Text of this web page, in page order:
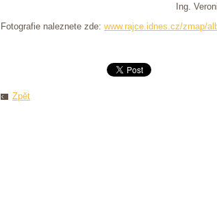
Ing. Veronika
Fotografie naleznete zde: www.rajce.idnes.cz/zmap/
Zpět